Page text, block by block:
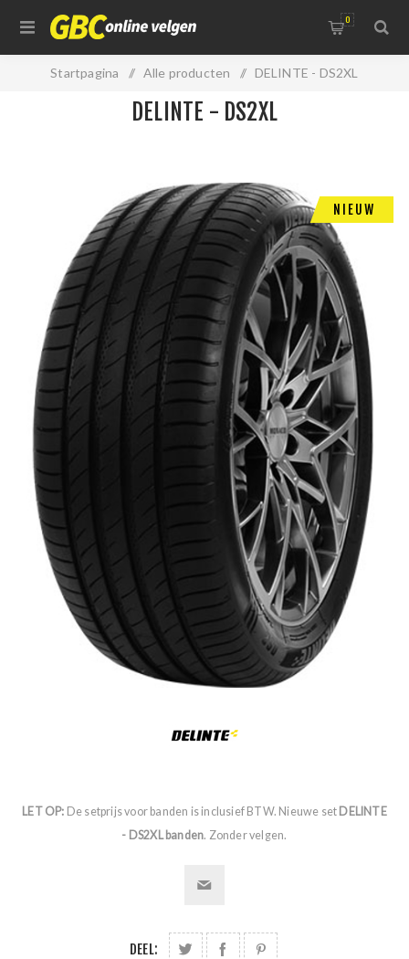
0
Startpagina / Alle producten / DELINTE - DS2XL
NIEUW
DELINTE - DS2XL
LET OP: De setprijs voor banden is inclusief BTW. Nieuwe set DELINTE
- DS2XL banden. Zonder velgen.
DEEL: